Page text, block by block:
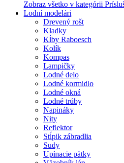
Zobraz všetko v kategórii
Lodní modelári
Drevený rošt
Kladky
Kĺby Raboesch
Kolík
Kompas
Lampičky
Lodné delo
Lodné kormidlo
Lodné okná
Lodné trúby
Napináky
Nity
Reflektor
Stĺpik zábradlia
Sudy
Upínacie pätky